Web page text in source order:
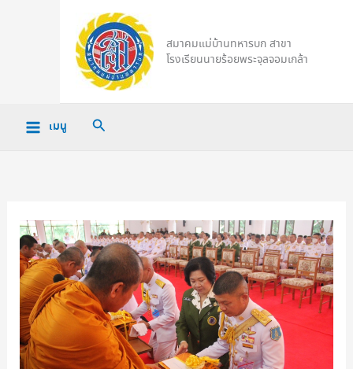
สมาคมแม่บ้านทหารบก สาขา
โรงเรียนนายร้อยพระจุลจอมเกล้า
เมนู Search